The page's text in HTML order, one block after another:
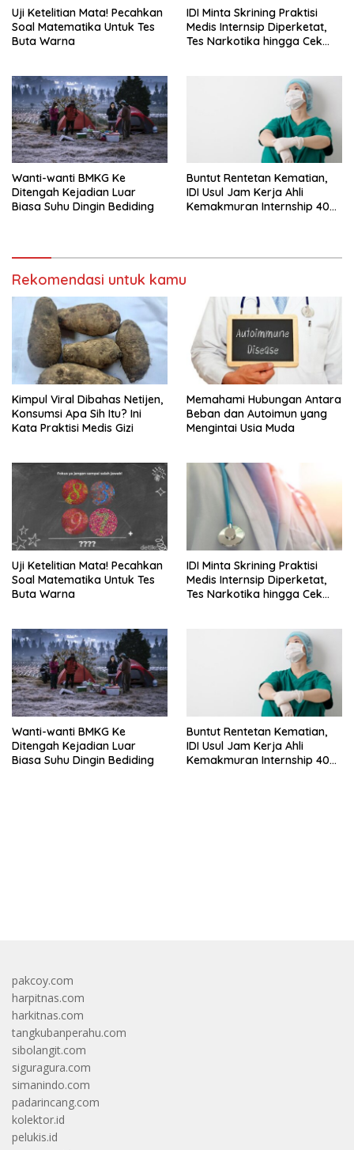
Uji Ketelitian Mata! Pecahkan
Soal Matematika Untuk Tes
Buta Warna
IDI Minta Skrining Praktisi
Medis Internsip Diperketat,
Tes Narkotika hingga Cek
Wanti-wanti BMKG Ke
Ditengah Kejadian Luar
Biasa Suhu Dingin Bediding
Buntut Rentetan Kematian,
IDI Usul Jam Kerja Ahli
Kemakmuran Internship 40
Rekomendasi untuk kamu
Kimpul Viral Dibahas Netijen,
Konsumsi Apa Sih Itu? Ini
Kata Praktisi Medis Gizi
Memahami Hubungan Antara
Beban dan Autoimun yang
Mengintai Usia Muda
Uji Ketelitian Mata! Pecahkan
Soal Matematika Untuk Tes
Buta Warna
IDI Minta Skrining Praktisi
Medis Internsip Diperketat,
Tes Narkotika hingga Cek
Wanti-wanti BMKG Ke
Ditengah Kejadian Luar
Biasa Suhu Dingin Bediding
Buntut Rentetan Kematian,
IDI Usul Jam Kerja Ahli
Kemakmuran Internship 40
pakcoy.com
harpitnas.com
harkitnas.com
tangkubanperahu.com
sibolangit.com
siguragura.com
simanindo.com
padarincang.com
kolektor.id
pelukis.id